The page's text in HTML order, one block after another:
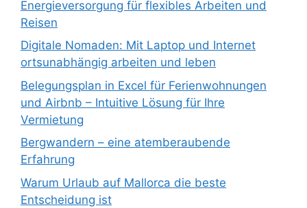
Energieversorgung für flexibles Arbeiten und
Reisen
Digitale Nomaden: Mit Laptop und Internet
ortsunabhängig arbeiten und leben
Belegungsplan in Excel für Ferienwohnungen
und Airbnb – Intuitive Lösung für Ihre
Vermietung
Bergwandern – eine atemberaubende
Erfahrung
Warum Urlaub auf Mallorca die beste
Entscheidung ist